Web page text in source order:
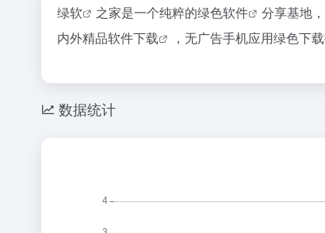
绿软 之家是一个纯粹的绿色软件 分享基地
内外精品软件下载 ，无广告手机应用绿色下载
数据统计